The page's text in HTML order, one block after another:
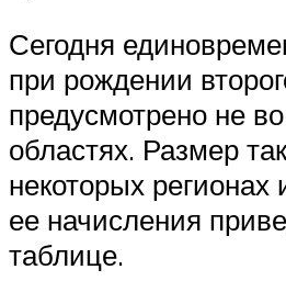
Сегодня
при рождении
предусмотрено не
областях. Размер
некоторых регионах
ее начисления
таблице.